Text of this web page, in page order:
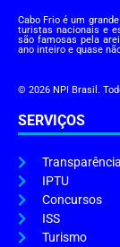
Cabo Frio é um
turistas nacionais e
são famosas pela
ano inteiro e quase
© 2026 NPI Brasil.
SERVIÇOS
Transparência
IPTU
Concursos
ISS
Turismo